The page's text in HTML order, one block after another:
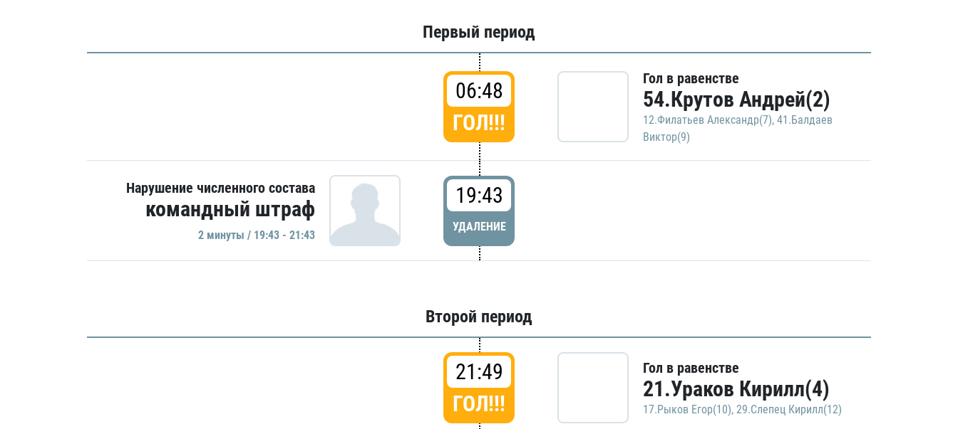
Первый период
06:48
ГОЛ!!!
Гол в равенстве
54.Крутов Андрей(2)
12.Филатьев Александр(7), 41.Балдаев
Виктор(9)
Нарушение численного состава
командный штраф
2 минуты / 19:43 - 21:43
19:43
УДАЛЕНИЕ
Второй период
21:49
ГОЛ!!!
Гол в равенстве
21.Ураков Кирилл(4)
17.Рыков Егор(10), 29.Слепец Кирилл(12)